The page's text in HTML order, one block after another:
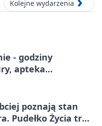
Kolejne wydarzenia
- godziny
apteka
poznają stan
Pudełko Życia trafi